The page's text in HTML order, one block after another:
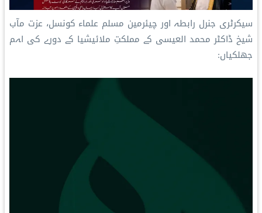
سیکرٹری جنرل رابطہ اور چیئرمین مسلم علماء کونسل، عزت مآب
شیخ ڈاکٹر محمد العیسی کے مملکتِ ملائیشیا کے دورے کی اہم
جھلکیاں: